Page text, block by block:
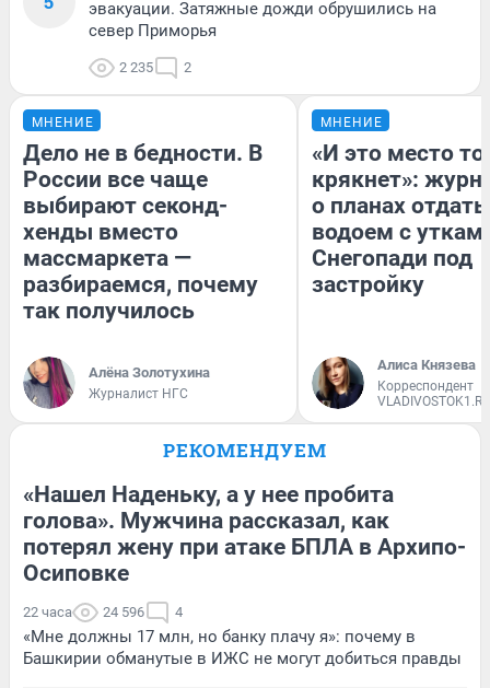
эвакуации. Затяжные дожди обрушились на
север Приморья
2 235 2
МНЕНИЕ
Дело не в бедности. В
России все чаще
выбирают секонд-
хенды вместо
массмаркета —
разбираемся, почему
так получилось
Алёна Золотухина
Журналист НГС
МНЕНИЕ
«И это место
крякнет»:
о планах отдать
водоем с
Снегопади под
застройку
Алиса Князева
Корреспондент
VLADIVOSTOK1.RU
РЕКОМЕНДУЕМ
«Нашел Наденьку, а у нее пробита
голова». Мужчина рассказал, как
потерял жену при атаке БПЛА в Архипо-
Осиповке
22 часа 24 596 4
«Мне должны 17 млн, но банку плачу я»: почему в
Башкирии обманутые в ИЖС не могут добиться правды